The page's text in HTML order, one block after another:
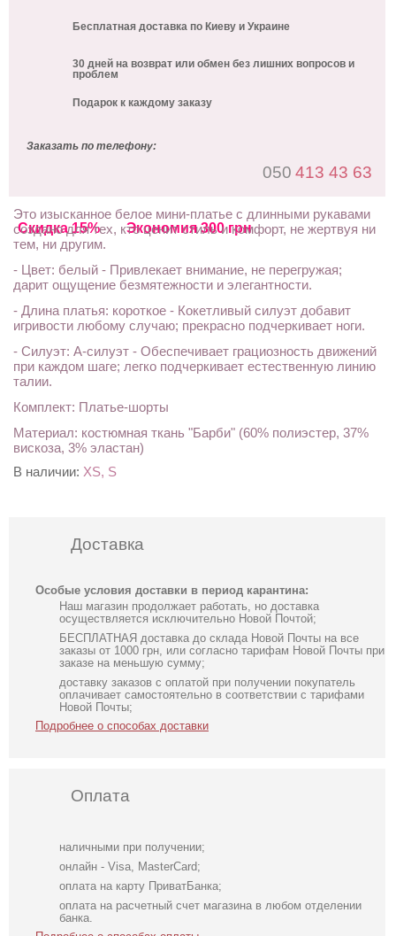
Скидка 15% Экономия 300 грн
Бесплатная доставка по Киеву и Украине
30 дней на возврат или обмен без лишних вопросов и
проблем
Подарок к каждому заказу
Заказать по телефону:
050 413 43 63
Это изысканное белое мини-платье с длинными рукавами
создано для тех, кто ценит стиль и комфорт, не жертвуя ни
тем, ни другим.
- Цвет: белый - Привлекает внимание, не перегружая;
дарит ощущение безмятежности и элегантности.
- Длина платья: короткое - Кокетливый силуэт добавит
игривости любому случаю; прекрасно подчеркивает ноги.
- Силуэт: А-силуэт - Обеспечивает грациозность движений
при каждом шаге; легко подчеркивает естественную линию
талии.
Комплект: Платье-шорты
Материал: костюмная ткань "Барби" (60% полиэстер, 37%
вискоза, 3% эластан)
В наличии: XS, S
Доставка
Особые условия доставки в период карантина:
Наш магазин продолжает работать, но доставка
осуществляется исключительно Новой Почтой;
БЕСПЛАТНАЯ доставка до склада Новой Почты на все
заказы от 1000 грн, или согласно тарифам Новой Почты при
заказе на меньшую сумму;
доставку заказов с оплатой при получении покупатель
оплачивает самостоятельно в соответствии с тарифами
Новой Почты;
Подробнее о способах доставки
Оплата
наличными при получении;
онлайн - Visa, MasterCard;
оплата на карту ПриватБанка;
оплата на расчетный счет магазина в любом отделении
банка.